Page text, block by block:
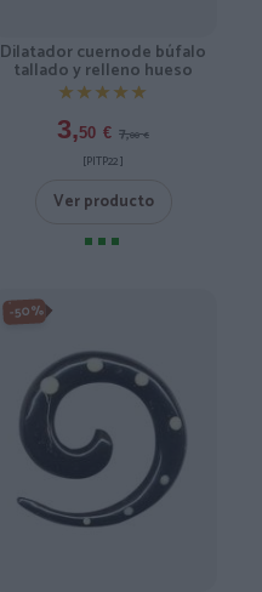
Dilatador cuernode búfalo
tallado y relleno hueso
★★★★★
★★★★★
3,50 € 7,00 €
[PITP22 ]
Ver producto
-50%